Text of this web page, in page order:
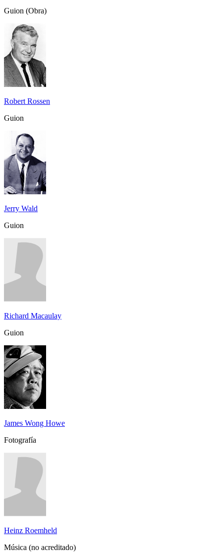
Guion (Obra)
Robert Rossen
Guion
Jerry Wald
Guion
Richard Macaulay
Guion
James Wong Howe
Fotografía
Heinz Roemheld
Música (no acreditado)